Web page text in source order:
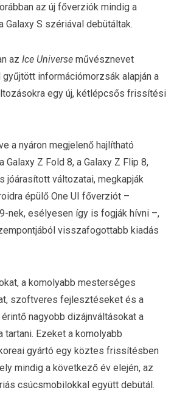
az új főverziók mindig a
Galaxy S szériával debütáltak.
az Ice Universe művésznevet
információmorzsák alapján a
egy új, kétlépcsős frissítési
a nyáron megjelenő hajlítható
Galaxy Z Fold 8, a Galaxy Z Flip 8,
jóárasított változatai, megkapják
épülő One UI főverziót –
nek, esélyesen így is fogják hívni –,
visszafogottabb kiadás
a komolyabb mesterséges
szoftveres fejlesztéseket és a
nagyobb dizájnváltásokat a
Ezeket a komolyabb
gyártó egy köztes frissítésben
mindig a következő év elején, az
csúcsmobilokkal együtt debütál.